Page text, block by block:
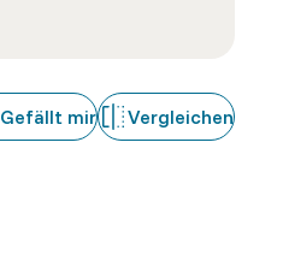
Gefällt mir Vergleichen